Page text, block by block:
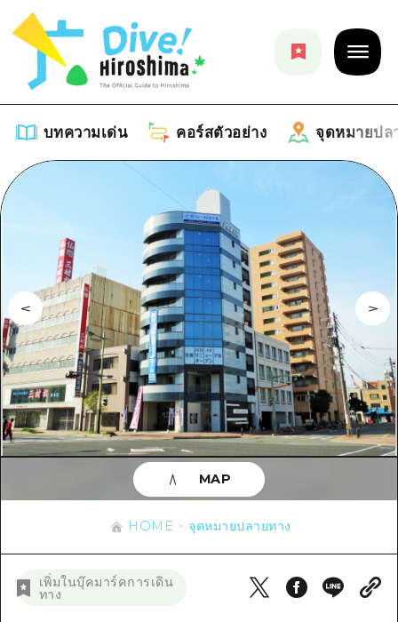
บทความเด่น คอร์สตัวอย่าง จุดหมายปล
รายการ
คำแนะนำ
ศิลปะ
งานอีเว้นท์ / เทศกาล
อาหารรสเลิศ / สุรา
การปั่นจักรยาน
ช้อปปิ้ง
กีฬา
สถานบันเทิงยามค่ำคืน
คอร์สตัวอย่าง
รายการ
คู่มือ Dive! Hiroshima
ฮิโรชิม่า โมชิ โมชิ ทราเวล
บริเวณรอบเมืองฮิโรชิม่า
อากิ
บิงโก
บริเวณรอบๆ มิยาจิมะ
จุดหมายปลายทาง
รายการ
บริเวณรอบเมืองฮิโรชิม่า
อากิ
บิงโก
บิโฮคุ
เกโฮคุ
อีเว้นท์
ข้อมูลตามฤดูกาล
ข้อมูลที่เป็นประโยชน์
รายการ
เข้าถึงเข้าถึง
สรุปการจราจรรอง
ข่าว
HOME จุดหมายปลายทาง
เพิ่มในบุ๊คมาร์คการเดิน
ทาง
MAP